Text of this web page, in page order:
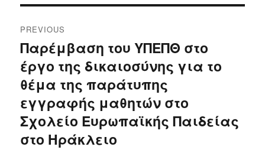
navigation
PREVIOUS
Previous
post:
Παρέμβαση του ΥΠΕΠΘ στο
έργο της δικαιοσύνης για το
θέμα της παράτυπης
εγγραφής μαθητών στο
Σχολείο Ευρωπαϊκής Παιδείας
στο Ηράκλειο